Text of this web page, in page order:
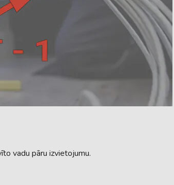
vadu pāru izvietojumu.